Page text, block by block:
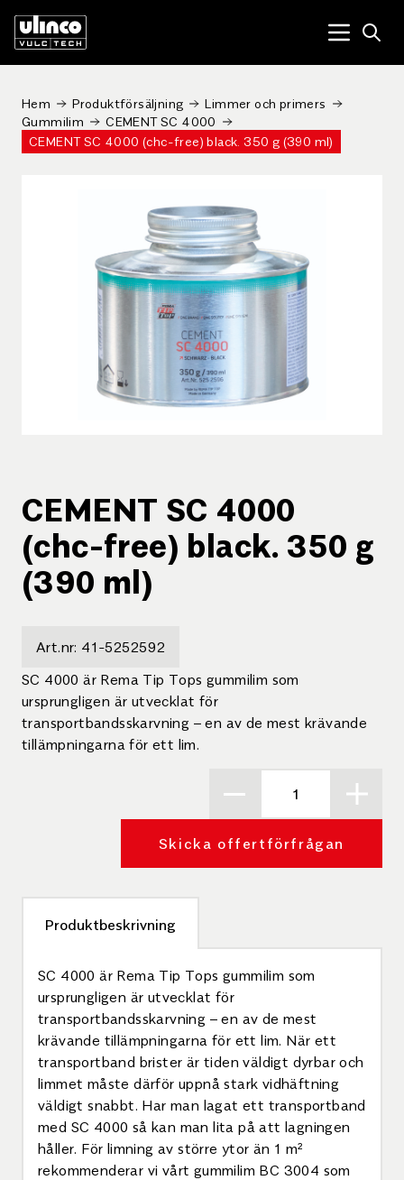
Menu
Hem Produktförsäljning
Limmer och primers
Gummilim
CEMENT SC 4000
CEMENT SC 4000 (chc-free) black. 350 g (390 ml)
CEMENT SC 4000
(chc-free) black. 350 g
(390 ml)
Art.nr: 41-5252592
SC 4000 är Rema Tip Tops gummilim som
ursprungligen är utvecklat för
transportbandsskarvning – en av de mest krävande
tillämpningarna för ett lim.
Skicka offertförfrågan
Produktbeskrivning
SC 4000 är Rema Tip Tops gummilim som
ursprungligen är utvecklat för
transportbandsskarvning – en av de mest
krävande tillämpningarna för ett lim. När ett
transportband brister är tiden väldigt dyrbar och
limmet måste därför uppnå stark vidhäftning
väldigt snabbt. Har man lagat ett transportband
med SC 4000 så kan man lita på att lagningen
håller. För limning av större ytor än 1 m²
rekommenderar vi vårt gummilim BC 3004 som